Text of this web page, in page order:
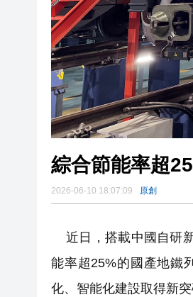
2026-06-10 18:07:09 原創
近日，搭載中國自研
能率超25%的國產地鐵
化、智能化建設取得新